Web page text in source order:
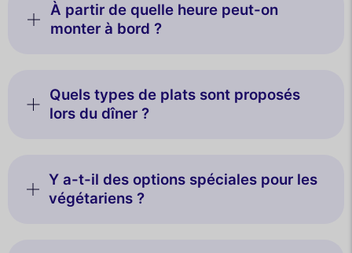
À partir de quelle heure peut-on
monter à bord ?
Quels types de plats sont proposés
lors du dîner ?
Y a-t-il des options spéciales pour les
végétariens ?